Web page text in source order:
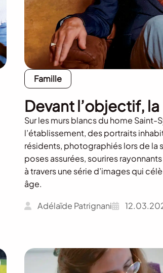
Famille
Devant l’objectif,
Sur les murs blancs du home Saint-
l’établissement, des portraits
résidents, photographiés lors de la
poses assurées, sourires
à travers une série d’images qui
âge.
Adélaïde Patrignani